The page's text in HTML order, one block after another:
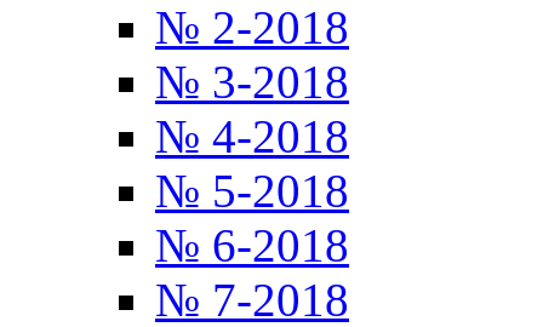
№ 2-2018
№ 3-2018
№ 4-2018
№ 5-2018
№ 6-2018
№ 7-2018